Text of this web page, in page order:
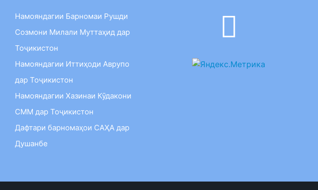
Намояндагии Барномаи Рушди
Созмони Милали Муттаҳид дар
Тоҷикистон
Намояндагии Иттиҳоди Аврупо
дар Тоҷикистон
Намояндагии Хазинаи Кӯдакони
СММ дар Тоҷикистон
Дафтари барномаҳои САҲА дар
Душанбе